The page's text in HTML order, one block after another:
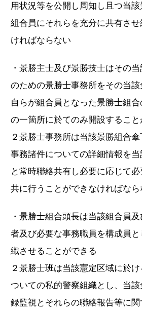
用状況等を公開し周知し且つ当
組合員にそれらを充分に共有さ
ければならない
・景勝主士及び景勝技士はその
のための景勝士事務所をその当
自らが組合員となった景勝士組
の一箇所に於てのみ開設すること
２景勝士事務所は当該景勝組合
事務諸件についての詳細情報を
と常時聯絡共有し必要に応じて
共に行うことができなければなら
・景勝士組合頭長は当該組合員
者及び必要な事務職員を構成員
織させることができる
２景勝士班は当該憲定区域に於
ついての私的警察組織とし、当
録監視とそれらの聯絡報告等に